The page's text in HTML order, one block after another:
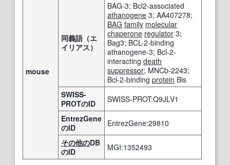
mouse
同義語（エ
イリアス）
BAG-3; Bcl2-associated
athanogene 3; AA407278;
BAG family molecular
chaperone regulator 3;
Bag3; BCL-2-binding
athanogene-3; Bcl-2-
interacting death
suppressor; MNCb-2243;
Bcl-2-binding protein Bis
SWISS-
PROTのID
SWISS-PROT:Q9JLV1
EntrezGene
のID
EntrezGene:29810
その他のDB
のID
MGI:1352493